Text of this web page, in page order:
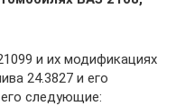
и их модификациях
24.3827 и его
следующие: